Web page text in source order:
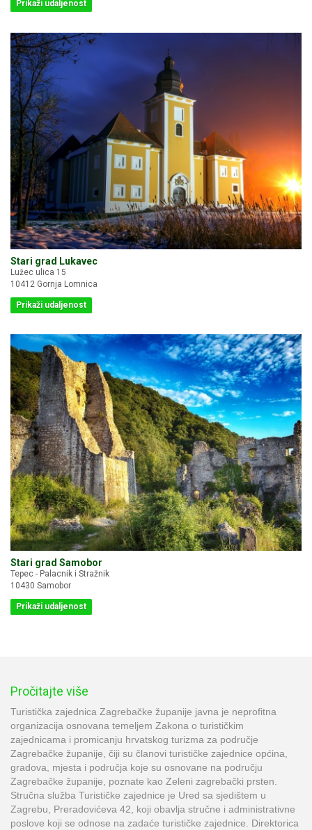
Prikaži udaljenost
Stari grad Lukavec
Lužec ulica 15
10412 Gornja Lomnica
Prikaži udaljenost
Stari grad Samobor
Tepec - Palacnik i Stražnik
10430 Samobor
Prikaži udaljenost
Pročitajte više
Turistička zajednica Zagrebačke županije javna je neprofitna
organizacija osnovana temeljem Zakona o turističkim
zajednicama i promicanju hrvatskog turizma za područje
Zagrebačke županije, čiji su članovi turističke zajednice općina,
gradova, mjesta i područja koje su osnovane na području
Zagrebačke županije, poznate kao Zeleni zagrebački prsten.
Stručna služba Turističke zajednice je Ured sa sjedištem u
Zagrebu, Preradovićeva 42, koji obavlja stručne i administrativne
poslove koji se odnose na zadaće turističke zajednice. Direktorica